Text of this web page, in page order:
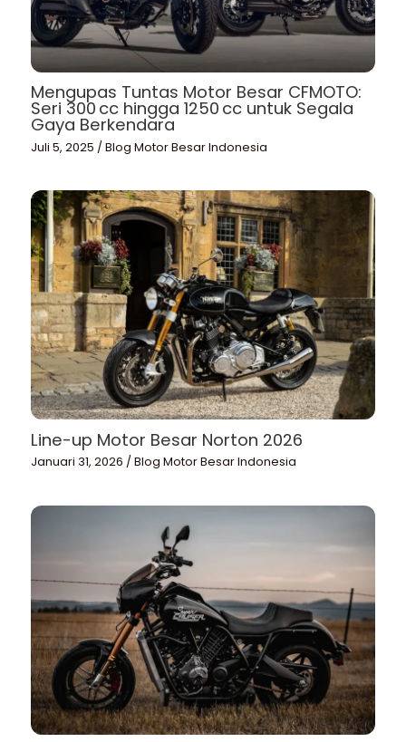
Mengupas Tuntas Motor Besar CFMOTO:
Seri 300 cc hingga 1250 cc untuk Segala
Gaya Berkendara
Juli 5, 2025 /Blog Motor Besar Indonesia
Line-up Motor Besar Norton 2026
Januari 31, 2026 /Blog Motor Besar Indonesia